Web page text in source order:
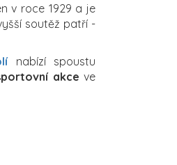
v roce 1929 a je
soutěž patří -
nabízí spoustu
akce ve